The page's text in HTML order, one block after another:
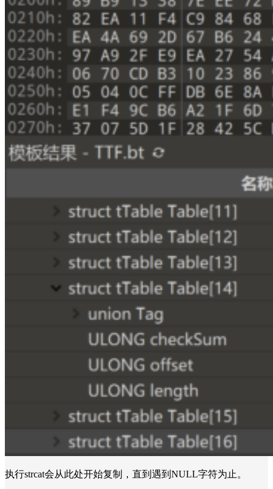
执行strcat会从此处开始复制，直到遇到NULL字符为止。